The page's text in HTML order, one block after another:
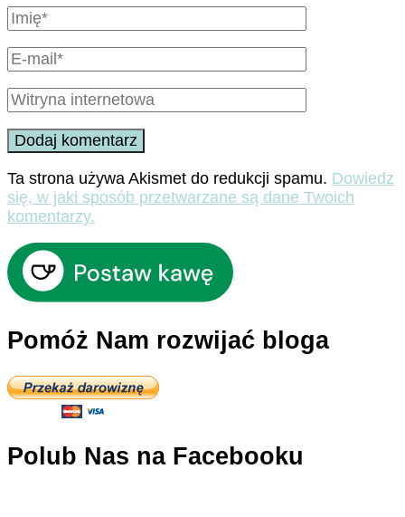
Ta strona używa Akismet do redukcji spamu. Dowiedz
się, w jaki sposób przetwarzane są dane Twoich
komentarzy.
Pomóż Nam rozwijać bloga
Polub Nas na Facebooku